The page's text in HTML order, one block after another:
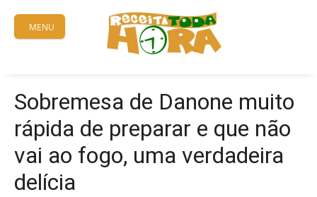
content
MENU
Sobremesa de Danone muito
rápida de preparar e que não
vai ao fogo, uma verdadeira
delícia